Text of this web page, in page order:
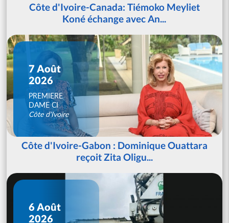
Côte d'Ivoire-Canada: Tiémoko Meyliet
Koné échange avec An...
7 Août
2026
PREMIERE
DAME CI
Côte d'Ivoire
Côte d'Ivoire-Gabon : Dominique Ouattara
reçoit Zita Oligu...
6 Août
2026